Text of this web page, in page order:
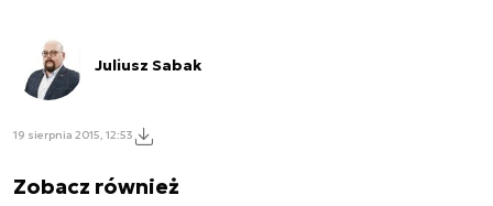
Juliusz Sabak
19 sierpnia 2015, 12:53
Zobacz również